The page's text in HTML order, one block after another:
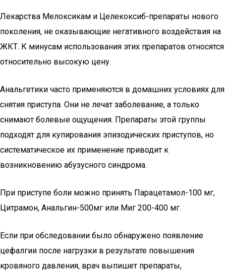
Лекарства Мелоксикам и Целекоксиб-препараты нового
поколения, не оказывающие негативного воздействия на
ЖКТ. К минусам использования этих препаратов относятся
относительно высокую цену.
Анальгетики часто применяются в домашних условиях для
снятия приступа. Они не лечат заболевание, а только
снимают болевые ощущения. Препараты этой группы
подходят для купирования эпизодических приступов, но
систематическое их применение приводит к
возникновению абузусного синдрома.
При приступе боли можно принять Парацетамол-100 мг,
Цитрамон, Анальгин-500мг или Миг 200-400 мг.
Если при обследовании было обнаружено появление
цефалгии после нагрузки в результате повышения
кровяного давления, врач выпишет препараты,